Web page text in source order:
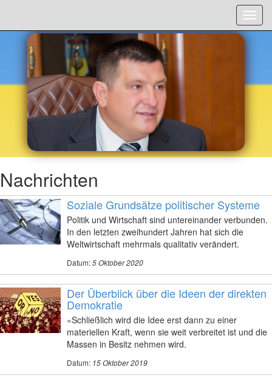
Menü
Nachrichten
Soziale Grundsätze politischer Systeme
Politik und Wirtschaft sind untereinander verbunden.
In den letzten zweihundert Jahren hat sich die
Weltwirtschaft mehrmals qualitativ verändert.
Datum:5 Oktober 2020
Der Überblick über die Ideen der direkten
Demokratie
«Schließlich wird die Idee erst dann zu einer
materiellen Kraft, wenn sie weit verbreitet ist und die
Massen in Besitz nehmen wird.
Datum: 15 Oktober 2019